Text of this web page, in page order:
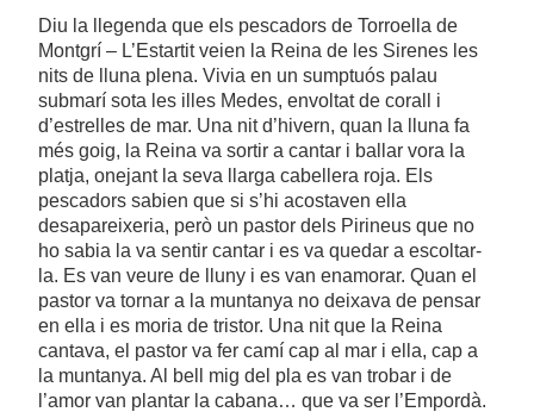
Diu la llegenda que els pescadors de Torroella de
Montgrí – L’Estartit veien la Reina de les Sirenes les
nits de lluna plena. Vivia en un sumptuós palau
submarí sota les illes Medes, envoltat de corall i
d’estrelles de mar. Una nit d’hivern, quan la lluna fa
més goig, la Reina va sortir a cantar i ballar vora la
platja, onejant la seva llarga cabellera roja. Els
pescadors sabien que si s’hi acostaven ella
desapareixeria, però un pastor dels Pirineus que no
ho sabia la va sentir cantar i es va quedar a escoltar-
la. Es van veure de lluny i es van enamorar. Quan el
pastor va tornar a la muntanya no deixava de pensar
en ella i es moria de tristor. Una nit que la Reina
cantava, el pastor va fer camí cap al mar i ella, cap a
la muntanya. Al bell mig del pla es van trobar i de
l’amor van plantar la cabana… que va ser l’Empordà.